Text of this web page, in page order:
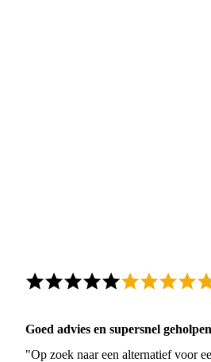
Goed advies en supersnel geholpen
"Op zoek naar een alternatief voor